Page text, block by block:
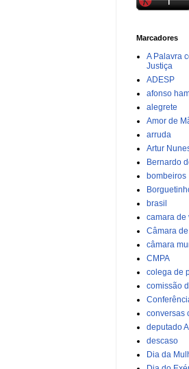
Marcadores
A Palavra
Justiça
ADESP
afonso
alegrete
Amor de
arruda
Artur
Bernardo
bombeiros
brasil
camara de
Câmara
câmara
CMPA
colega de
comissão
conversas
deputado
descaso
Dia da